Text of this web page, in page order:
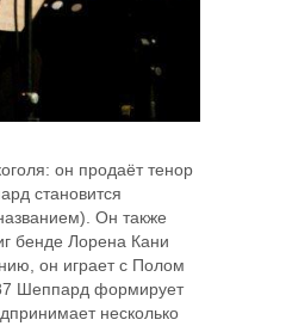
он продаёт тенор
становится
Он также
бенде Лорена Кани
он играет с Полом
Шеппард формирует
несколько